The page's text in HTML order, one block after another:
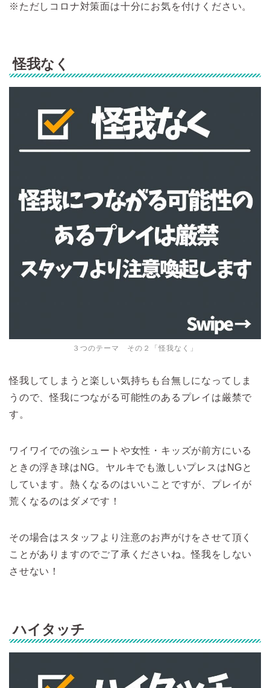
※ただしコロナ対策面は十分にお気を付けください。
怪我なく
３つのテーマ その２「怪我なく」
怪我してしまうと楽しい気持ちも台無しになってしま
うので、怪我につながる可能性のあるプレイは厳禁で
す。
ワイワイでの強シュートや女性・キッズが前方にいる
ときの浮き球はNG。ヤルキでも激しいプレスはNGと
しています。熱くなるのはいいことですが、プレイが
荒くなるのはダメです！
その場合はスタッフより注意のお声がけをさせて頂く
ことがありますのでご了承くださいね。怪我をしない
させない！
ハイタッチ